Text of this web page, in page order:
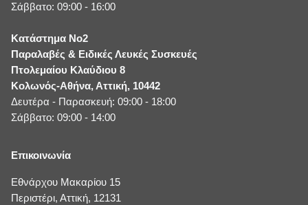
Σάββατο: 09:00 - 16:00
Κατάστημα No2
Παραλαβές & Ειδικές Λευκές Συσκευές
Πτολεμαίου Κλαύδιου 8
Κολωνός-Αθήνα, Αττική, 10442
Δευτέρα - Παρασκευή: 09:00 - 18:00
Σάββατο: 09:00 - 14:00
Επικοινωνία
Εθνάρχου Μακαρίου 15
Περιστέρι, Αττική, 12131